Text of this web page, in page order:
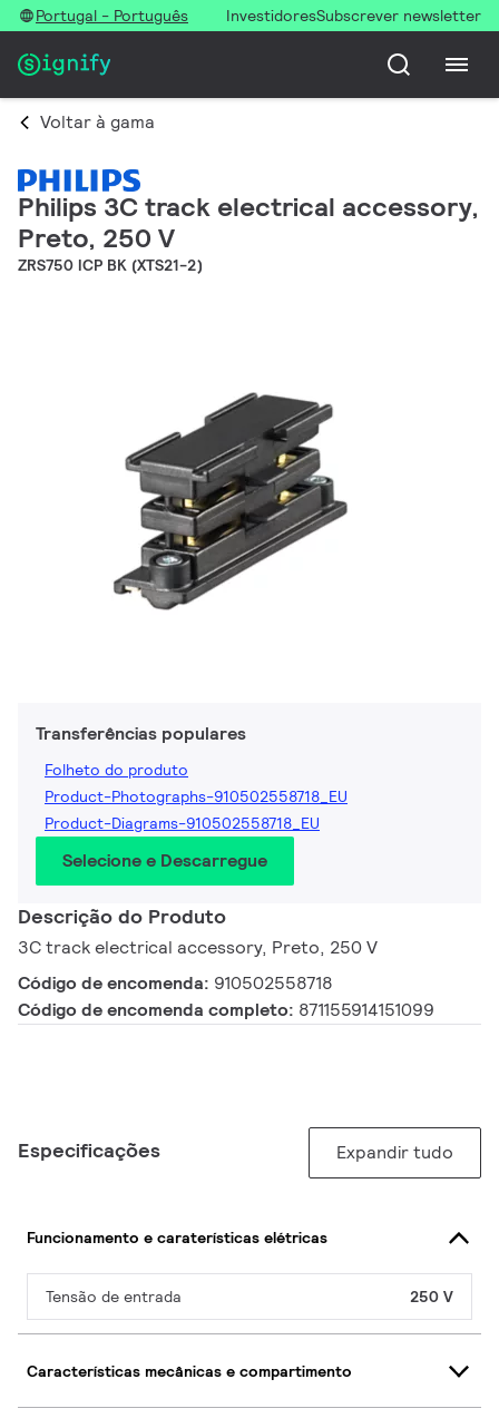
Portugal - Português InvestidoresSubscrever newsletter
Voltar à gama
Philips 3C track electrical accessory,
Preto, 250 V
ZRS750 ICP BK (XTS21-2)
Transferências populares
Folheto do produto
Product-Photographs-910502558718_EU
Product-Diagrams-910502558718_EU
Selecione e Descarregue
Descrição do Produto
3C track electrical accessory, Preto, 250 V
Código de encomenda: 910502558718
Código de encomenda completo: 871155914151099
Especificações Expandir tudo
Funcionamento e caraterísticas elétricas
Tensão de entrada 250 V
Características mecânicas e compartimento